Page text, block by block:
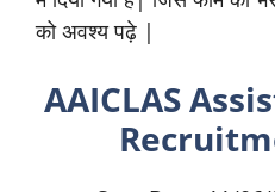
को अवश्य पढ़े |
AAICLAS